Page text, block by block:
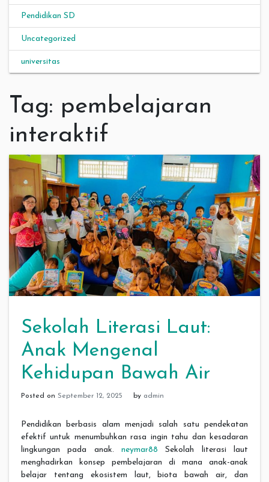
Pendidikan SD
Uncategorized
universitas
Tag: pembelajaran
interaktif
Sekolah Literasi Laut:
Anak Mengenal
Kehidupan Bawah Air
Posted on September 12, 2025 by admin
Pendidikan berbasis alam menjadi salah satu pendekatan
efektif untuk menumbuhkan rasa ingin tahu dan kesadaran
lingkungan pada anak. neymar88 Sekolah literasi laut
menghadirkan konsep pembelajaran di mana anak-anak
belajar tentang ekosistem laut, biota bawah air, dan